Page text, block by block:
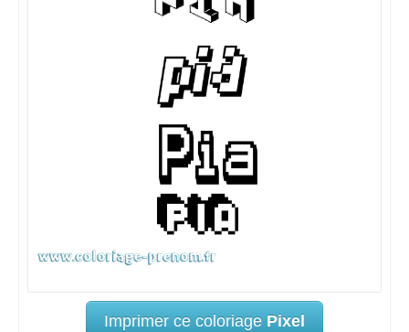
Imprimer ce coloriage Pixel